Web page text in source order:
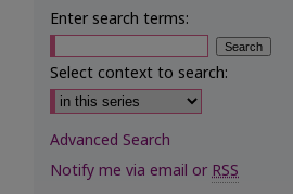
Enter search terms:
Select context to search:
Advanced Search
Notify me via email orRSS